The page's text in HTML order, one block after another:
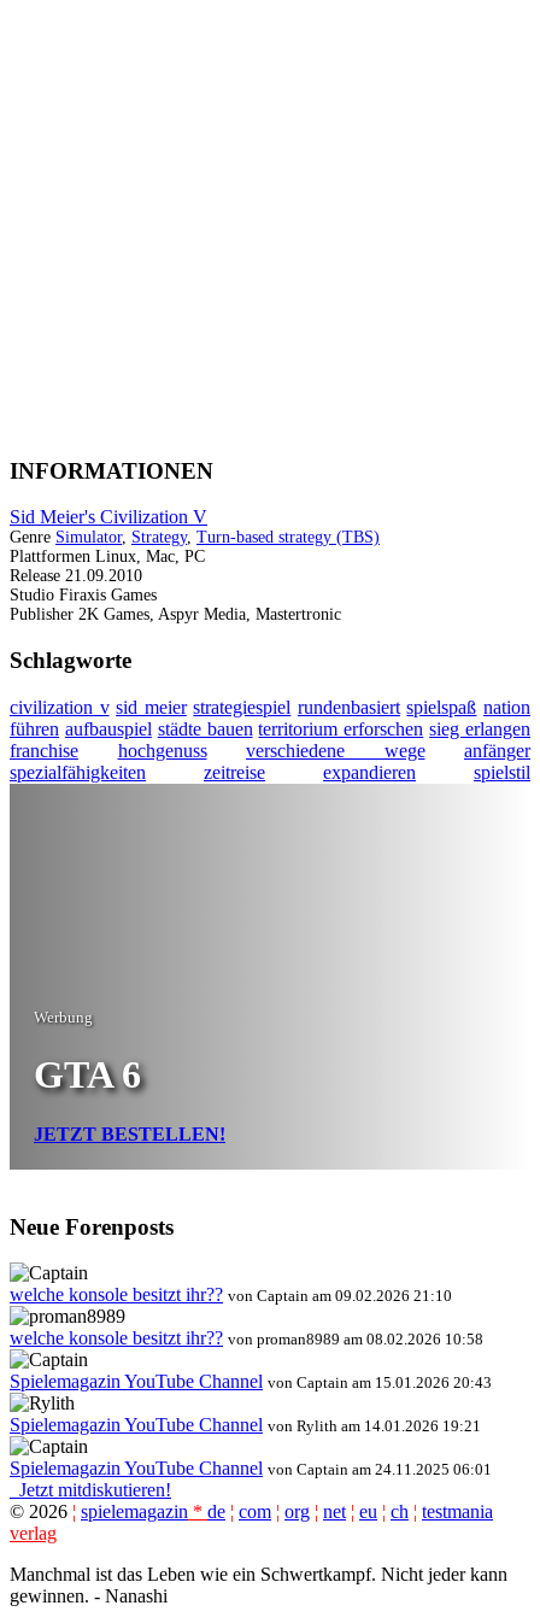
INFORMATIONEN
Sid Meier's Civilization V
Genre Simulator, Strategy, Turn-based strategy (TBS)
Plattformen Linux, Mac, PC
Release 21.09.2010
Studio Firaxis Games
Publisher 2K Games, Aspyr Media, Mastertronic
Schlagworte
civilization v sid meier strategiespiel rundenbasiert spielspaß nation
führen aufbauspiel städte bauen territorium erforschen sieg erlangen
franchise
hochgenuss verschiedene wege
anfänger
spezialfähigkeiten
zeitreise expandieren spielstil
Werbung
GTA 6
JETZT BESTELLEN!
Neue Forenposts
welche konsole besitzt ihr?? von Captain am 09.02.2026 21:10
welche konsole besitzt ihr?? von proman8989 am 08.02.2026 10:58
Spielemagazin YouTube Channel von Captain am 15.01.2026 20:43
Spielemagazin YouTube Channel von Rylith am 14.01.2026 19:21
Spielemagazin YouTube Channel von Captain am 24.11.2025 06:01
Jetzt mitdiskutieren!
© 2026 ¦ spielemagazin * de ¦ com ¦ org ¦ net ¦ eu ¦ ch ¦ testmania
verlag
Manchmal ist das Leben wie ein Schwertkampf. Nicht jeder kann
gewinnen. - Nanashi